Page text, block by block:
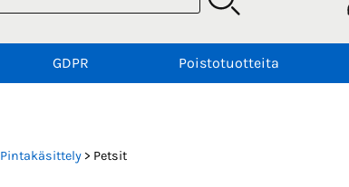
GDPR Poistotuotteita
Pintakäsittely> Petsit